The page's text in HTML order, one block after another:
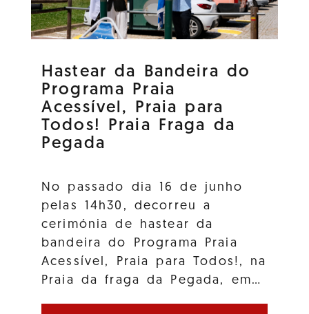
Hastear da Bandeira do
Programa Praia
Acessível, Praia para
Todos! Praia Fraga da
Pegada
No passado dia 16 de junho
pelas 14h30, decorreu a
cerimónia de hastear da
bandeira do Programa Praia
Acessível, Praia para Todos!, na
Praia da fraga da Pegada, em…